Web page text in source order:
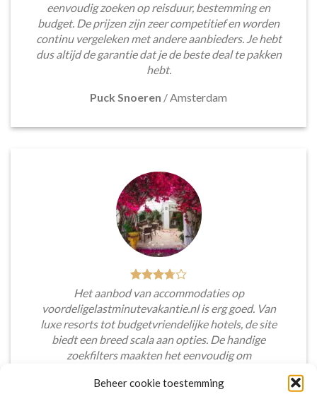
Beheer cookie toestemming
eenvoudig zoeken op reisduur, bestemming en
budget. De prijzen zijn zeer competitief en worden
continu vergeleken met andere aanbieders. Je hebt
dus altijd de garantie dat je de beste deal te pakken
hebt.
Puck Snoeren /Amsterdam
Het aanbod van accommodaties op
voordeligelastminutevakantie.nl is erg goed. Van
luxe resorts tot budgetvriendelijke hotels, de site
biedt een breed scala aan opties. De handige
zoekfilters maakten het eenvoudig om
voorkeuren en budget.